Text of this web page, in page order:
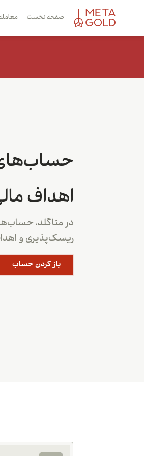
صفحه نخست
حساب‌های
اهداف
در متاگلد،
ریسک‌پذیری و
باز کردن حساب